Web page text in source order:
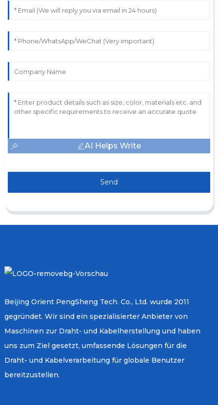
AI Helps Write
Send
Beijing Orient PengSheng Tech. Co., Ltd. wurde 2011
gegründet. Wir sind ein spezialisierter Anbieter von
Maschinen zur Draht- und Kabelherstellung und haben
uns zum Ziel gesetzt, umfassende Lösungen für die
Draht- und Kabelverarbeitung für globale Benutzer
bereitzustellen.